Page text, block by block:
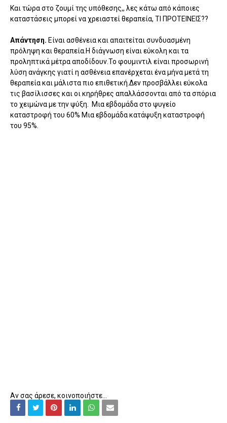
Και τώρα στο ζουμί της υπόθεσης,, λες κάτω από κάποιες
καταστάσεις μπορεί να χρειαστεί θεραπεία, ΤΙ ΠΡΟΤΕΙΝΕΙΣ??
Απάντηση. Είναι ασθένεια και απαιτείται συνδυασμένη
πρόληψη και θεραπεία.Η διάγνωση είναι εύκολη και τα
προληπτικά μέτρα αποδίδουν.Το φουμιντιλ είναι προσωρινή
λύση ανάγκης γιατί η ασθένεια επανέρχεται ένα μήνα μετά τη
θεραπεία και μάλιστα πιο επιθετική.Δεν προσβάλλει εύκολα
τις βασίλισσες και οι κηρήθρες απαλλάσσονται από τα σπόρια
το χειμώνα με την ψύξη. Μια εβδομάδα στο ψυγείο
καταστροφή του 60% Μια εβδομάδα κατάψυξη καταστροφή
του 95%.
Αν σας άρεσε, κοινοποιήστε...